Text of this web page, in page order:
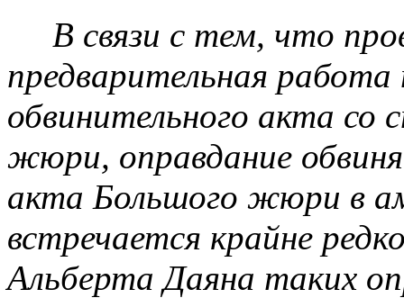
В связи с тем, что
предварительная работа
обвинительного акта со
жюри, оправдание
акта Большого жюри в
встречается крайне
Альберта Даяна таких